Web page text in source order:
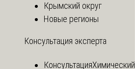
Крымский округ
Новые регионы
Консультация эксперта
КонсультацияХимический